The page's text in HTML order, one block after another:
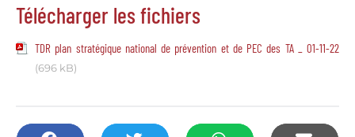
Télécharger les fichiers
TDR plan stratégique national de prévention et de PEC des TA _ 01-11-22
(696 kB)